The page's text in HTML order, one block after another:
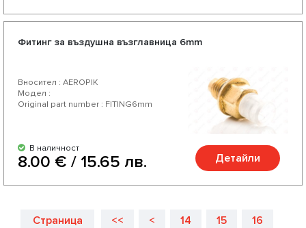
Фитинг за въздушна възглавница 6mm
Вносител : AEROPIK
Модел :
Original part number : FITING6mm
В наличност
8.00 € / 15.65 лв. Детайли
Страница
<< < 14 15
16